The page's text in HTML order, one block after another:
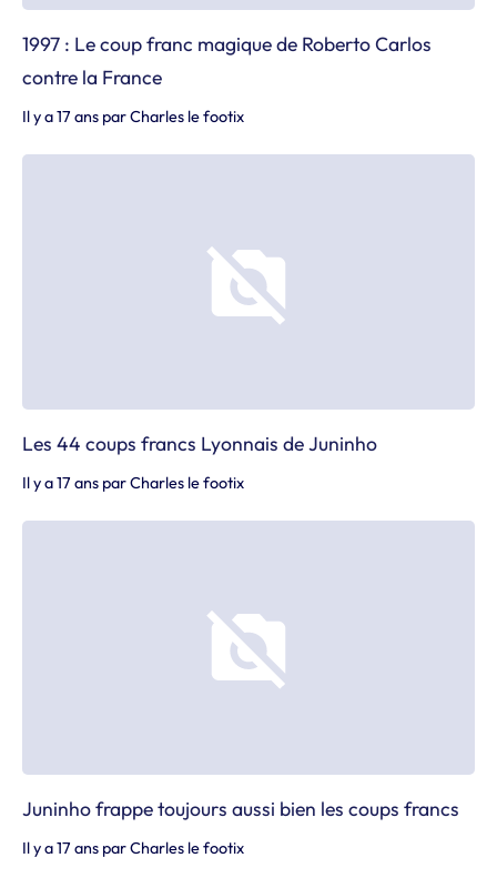
1997 : Le coup franc magique de Roberto Carlos
contre la France
Il y a 17 ans parCharles le footix
Les 44 coups francs Lyonnais de Juninho
Il y a 17 ans parCharles le footix
Juninho frappe toujours aussi bien les coups francs
Il y a 17 ans parCharles le footix